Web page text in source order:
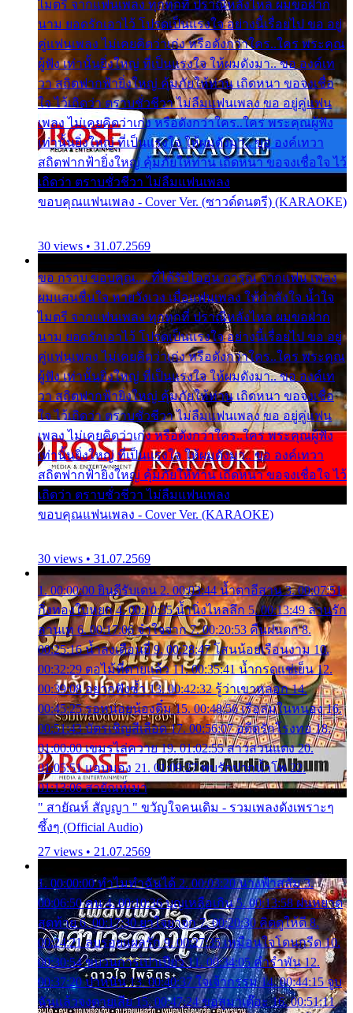
ไมตรี จากแฟนเพลง ทุกทุกที่ ปราณีหลั่งไหล ผมขอฝาก
นาม ยอดรักเอาไว้ โปรดเป็นแรงใจ อย่างนี้เรื่อยไป ขอ อยู่
คู่แฟนเพลง ไม่เคยคิดว่าเก่ง หรือดังกว่าใคร..ใคร พระคุณ
ผู้ฟัง เท่านั้นยิ่งใหญ่ ที่เป็นแรงใจ ให้ผมดังมา.. ขอ องค์เท
วา สถิตฟากฟ้ายิ่งใหญ่ คุ้มภัยให้ท่าน เถิดหนา ขอจงเชื่อ
ใจ ไว้เถิดว่า ตราบชั่วชีวา ไม่ลืมแฟนเพลง ขอ อยู่คู่แฟน
เพลง ไม่เคยคิดว่าเก่ง หรือดังกว่าใคร..ใคร พระคุณผู้ฟัง
เท่านั้นยิ่งใหญ่ ที่เป็นแรงใจ ให้ผมดังมา.. ขอ องค์เทวา
สถิตฟากฟ้ายิ่งใหญ่ คุ้มภัยให้ท่าน เถิดหนา ขอจงเชื่อใจ ไว้
เถิดว่า ตราบชั่วชีวา ไม่ลืมแฟนเพลง
ขอบคุณแฟนเพลง - Cover Ver. (ซาวด์ดนตรี) (KARAOKE)
30 views • 31.07.2569
ขอ กราบ ขอบคุณ.... ที่ได้รับไออุ่น การุณ จากแฟน เพลง
ผมแสนชื่นใจ หายวังเวง เมื่อแฟนเพลง ให้กำลังใจ น้ำใจ
ไมตรี จากแฟนเพลง ทุกทุกที่ ปราณีหลั่งไหล ผมขอฝาก
นาม ยอดรักเอาไว้ โปรดเป็นแรงใจ อย่างนี้เรื่อยไป ขอ อยู่
คู่แฟนเพลง ไม่เคยคิดว่าเก่ง หรือดังกว่าใคร..ใคร พระคุณ
ผู้ฟัง เท่านั้นยิ่งใหญ่ ที่เป็นแรงใจ ให้ผมดังมา.. ขอ องค์เท
วา สถิตฟากฟ้ายิ่งใหญ่ คุ้มภัยให้ท่าน เถิดหนา ขอจงเชื่อ
ใจ ไว้เถิดว่า ตราบชั่วชีวา ไม่ลืมแฟนเพลง ขอ อยู่คู่แฟน
เพลง ไม่เคยคิดว่าเก่ง หรือดังกว่าใคร..ใคร พระคุณผู้ฟัง
เท่านั้นยิ่งใหญ่ ที่เป็นแรงใจ ให้ผมดังมา.. ขอ องค์เทวา
สถิตฟากฟ้ายิ่งใหญ่ คุ้มภัยให้ท่าน เถิดหนา ขอจงเชื่อใจ ไว้
เถิดว่า ตราบชั่วชีวา ไม่ลืมแฟนเพลง
ขอบคุณแฟนเพลง - Cover Ver. (KARAOKE)
30 views • 31.07.2569
1. 00:00:00 ยินดีรับเดน 2. 00:03:44 น้ำตาอีสาน 3. 00:07:51
กิ่งทองใบหยก 4. 00:10:35 น้ำนิ่งไหลลึก 5. 00:13:49 ลานรัก
ลานเท 6. 00:17:06 จำใจจาก 7. 00:20:53 คืนฝนตก 8.
00:25:16 น้ำลงเดือนยี่ 9. 00:28:47 โสนน้อยเรือนงาม 10.
00:32:29 ตอไม้ที่ตายแล้ว 11. 00:35:41 น้ำกรดแช่เย็น 12.
00:39:08 อยากฟังซ้ำ 13. 00:42:32 รู้ว่าเขาหลอก 14.
00:45:25 รอหน่อยน้องติ๋ม 15. 00:48:56 เรือล่มในหนอง 16.
00:51:43 บัตรเชิญสีเลือด 17. 00:56:07 อดีตรักโรงทอ 18.
01:00:00 เขมรไล่ควาย 19. 01:02:55 สาวสวนแตง 20.
01:05:51 แอบมอง 21. 01:09:27 พบรักปากน้ำโพ 22.
01:13:06 สายัณห์เมา
" สายัณห์ สัญญา " ขวัญใจคนเดิม - รวมเพลงดังเพราะๆ
ซึ้งๆ (Official Audio)
27 views • 21.07.2569
1. 00:00:00 ทำไมทำฉันได้ 2. 00:03:20 นางฟ้าสลัม 3.
00:06:50 คน 4. 00:10:36 บุญเหลือเกิน 5. 00:13:58 ฝนหยาด
สุดท้าย 6. 00:17:30 ยาใจยาจก 7. 00:20:30 คิดดูให้ดี 8.
00:24:21 ลบรอยแผลรัก 9. 00:27:35 เหมือนใจโดนกรีด 10.
00:30:54 ขบวนการเปาเปียว 11. 00:34:05 คำรำพัน 12.
00:37:20 ปาหนัน 13. 00:40:37 ใจเจ้ากรรม 14. 00:44:15 จูบ
ฉันแล้วจงตายเสีย 15. 00:47:24 ขอสูมาเต๊อะ 16. 00:51:11